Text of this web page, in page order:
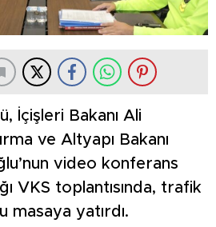
İçişleri Bakanı Ali
ve Altyapı Bakanı
video konferans
VKS toplantısında, trafik
masaya yatırdı.